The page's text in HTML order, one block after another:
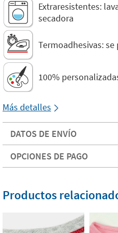
Extraresistentes:
secadora
Termoadhesivas:
100%
Más detalles
DATOS DE ENVÍO
OPCIONES DE PAGO
Productos